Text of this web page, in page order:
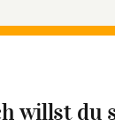
willst du